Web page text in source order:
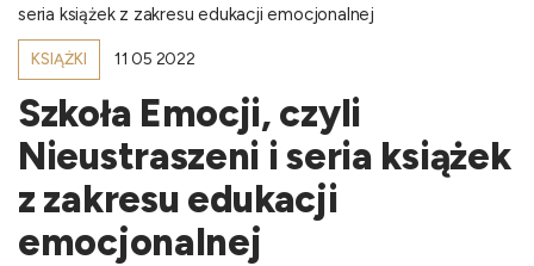
seria książek z zakresu edukacji emocjonalnej
KSIĄŻKI 11 05 2022
Szkoła Emocji, czyli
Nieustraszeni i seria książek
z zakresu edukacji
emocjonalnej